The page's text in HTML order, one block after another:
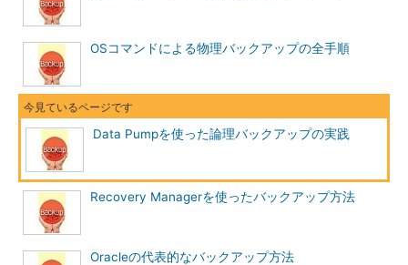
OSコマンドによる物理バックアップの全手順
Data Pumpを使った論理バックアップの実践
Recovery Managerを使ったバックアップ方法
Oracleの代表的なバックアップ方法